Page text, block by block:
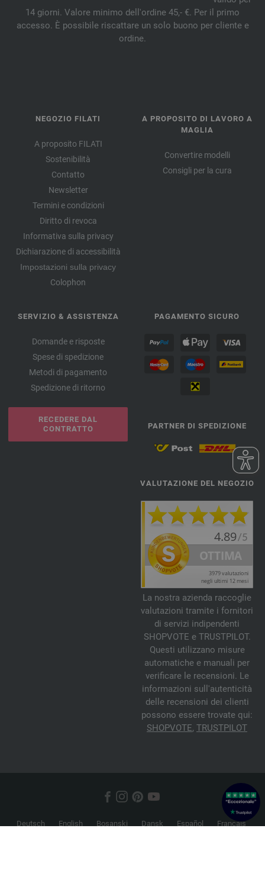
14 giorni. Valore minimo dell'ordine 45,- €. Per il primo
accesso. È possibile riscattare un solo buono per cliente e
ordine.
NEGOZIO FILATI
A proposito FILATI
Sostenibilità
Contatto
Newsletter
Termini e condizioni
Diritto di revoca
Informativa sulla privacy
Dichiarazione di accessibilità
Impostazioni sulla privacy
Colophon
A PROPOSITO DI LAVORO A
MAGLIA
Convertire modelli
Consigli per la cura
SERVIZIO & ASSISTENZA
Domande e risposte
Spese di spedizione
Metodi di pagamento
Spedizione di ritorno
RECEDERE DAL
CONTRATTO
PAGAMENTO SICURO
PARTNER DI SPEDIZIONE
VALUTAZIONE DEL NEGOZIO
La nostra azienda raccoglie
valutazioni tramite i fornitori
di servizi indipendenti
SHOPVOTE e TRUSTPILOT.
Questi utilizzano misure
automatiche e manuali per
verificare le recensioni. Le
informazioni sull'autenticità
delle recensioni dei clienti
possono essere trovate qui:
SHOPVOTE, TRUSTPILOT
Deutsch English Bosanski Dansk Español
Français